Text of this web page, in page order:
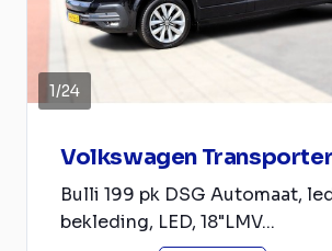
1/24
Volkswagen Transporter
Bulli 199 pk DSG Automaat,
bekleding, LED, 18"LMV...